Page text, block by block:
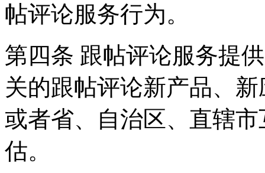
帖评论服务行为。
第四条 跟帖评论服务提
关的跟帖评论新产品、
或者省、自治区、直辖
估。